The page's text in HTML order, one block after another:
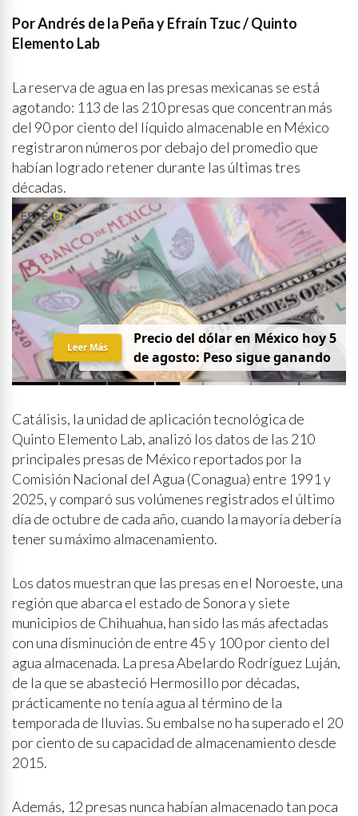
Por Andrés de la Peña y Efraín Tzuc / Quinto
Elemento Lab
La reserva de agua en las presas mexicanas se está
agotando: 113 de las 210 presas que concentran más
del 90 por ciento del líquido almacenable en México
registraron números por debajo del promedio que
habían logrado retener durante las últimas tres
décadas.
Precio del dólar en México hoy 5
de agosto: Peso sigue ganando
Leer Más
Catálisis, la unidad de aplicación tecnológica de
Quinto Elemento Lab, analizó los datos de las 210
principales presas de México reportados por la
Comisión Nacional del Agua (Conagua) entre 1991 y
2025, y comparó sus volúmenes registrados el último
día de octubre de cada año, cuando la mayoría debería
tener su máximo almacenamiento.
Los datos muestran que las presas en el Noroeste, una
región que abarca el estado de Sonora y siete
municipios de Chihuahua, han sido las más afectadas
con una disminución de entre 45 y 100 por ciento del
agua almacenada. La presa Abelardo Rodríguez Luján,
de la que se abasteció Hermosillo por décadas,
prácticamente no tenía agua al término de la
temporada de lluvias. Su embalse no ha superado el 20
por ciento de su capacidad de almacenamiento desde
2015.
Además, 12 presas nunca habían almacenado tan poca